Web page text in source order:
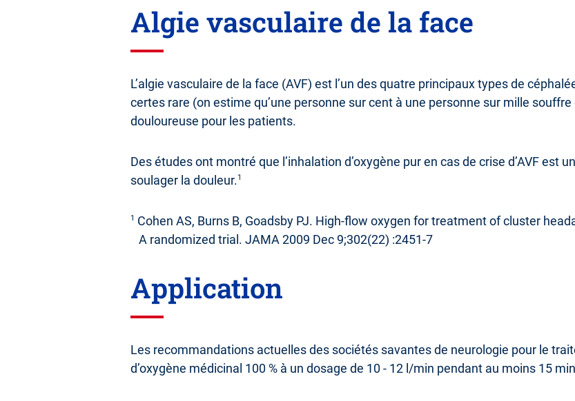
Algie vasculaire de la face
L’algie vasculaire de la face (AVF) est l’un des quatre principaux types de
certes rare (on estime qu’une personne sur cent à une personne sur mille
douloureuse pour les patients.
Des études ont montré que l’inhalation d’oxygène pur en cas de crise d’AVF est
soulager la douleur.1
1 Cohen AS, Burns B, Goadsby PJ. High-flow oxygen for treatment of cluster
A randomized trial. JAMA 2009 Dec 9;302(22) :2451-7
Application
Les recommandations actuelles des sociétés savantes de neurologie pour le
d’oxygène médicinal 100 % à un dosage de 10 - 12 l/min pendant au moins 15